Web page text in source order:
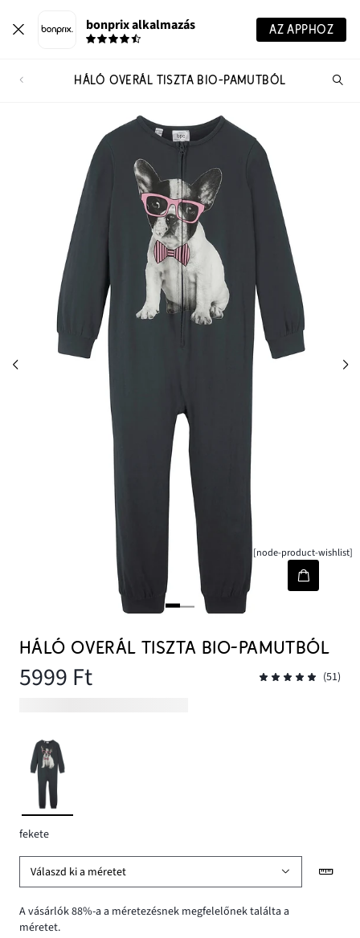
bonprix alkalmazás AZ APPHOZ
HÁLÓ OVERÁL TISZTA BIO-PAMUTBÓL
[node-product-wishlist]
HÁLÓ OVERÁL TISZTA BIO-PAMUTBÓL
5999 Ft (51)
fekete
Válaszd ki a méretet
A vásárlók 88%-a a méretezésnek megfelelőnek találta a
méretet.